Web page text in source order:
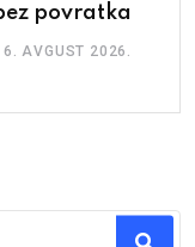
povratka
6. AVGUST 2026.